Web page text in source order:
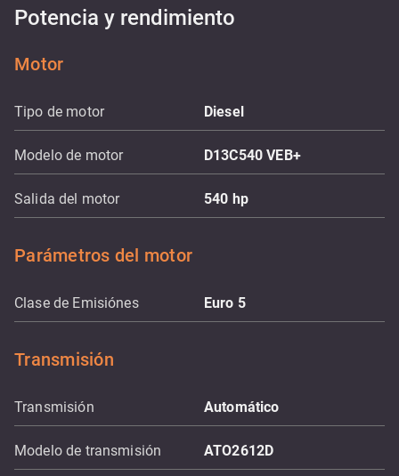
Potencia y rendimiento
Motor
Tipo de motor Diesel
Modelo de motor D13C540 VEB+
Salida del motor 540 hp
Parámetros del motor
Clase de Emisiónes Euro 5
Transmisión
Transmisión Automático
Modelo de transmisión ATO2612D